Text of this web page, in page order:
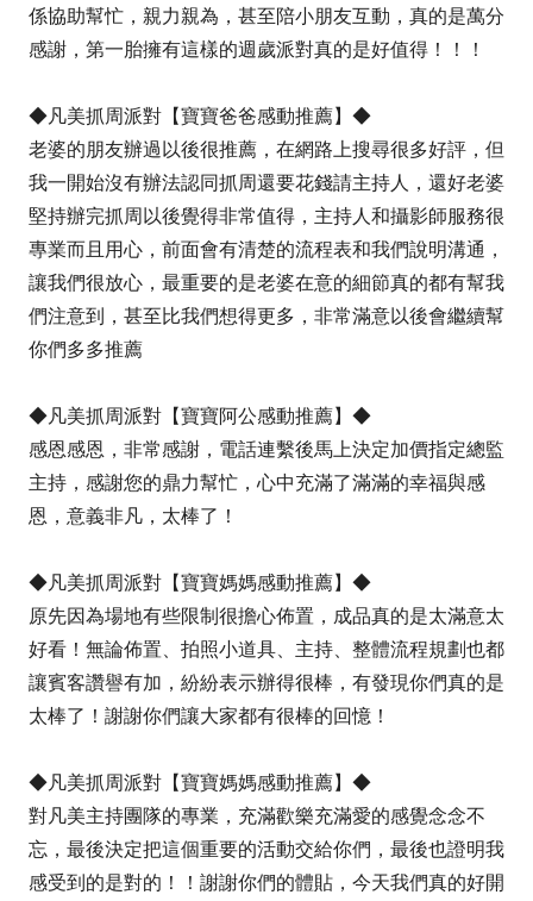
係協助幫忙，親力親為，甚至陪小朋友互動，真的是萬分
感謝，第一胎擁有這樣的週歲派對真的是好值得！！！
◆凡美抓周派對【寶寶爸爸感動推薦】◆
老婆的朋友辦過以後很推薦，在網路上搜尋很多好評，但
我一開始沒有辦法認同抓周還要花錢請主持人，還好老婆
堅持辦完抓周以後覺得非常值得，主持人和攝影師服務很
專業而且用心，前面會有清楚的流程表和我們說明溝通，
讓我們很放心，最重要的是老婆在意的細節真的都有幫我
們注意到，甚至比我們想得更多，非常滿意以後會繼續幫
你們多多推薦
◆凡美抓周派對【寶寶阿公感動推薦】◆
感恩感恩，非常感謝，電話連繫後馬上決定加價指定總監
主持，感謝您的鼎力幫忙，心中充滿了滿滿的幸福與感
恩，意義非凡，太棒了！
◆凡美抓周派對【寶寶媽媽感動推薦】◆
原先因為場地有些限制很擔心佈置，成品真的是太滿意太
好看！無論佈置、拍照小道具、主持、整體流程規劃也都
讓賓客讚譽有加，紛紛表示辦得很棒，有發現你們真的是
太棒了！謝謝你們讓大家都有很棒的回憶！
◆凡美抓周派對【寶寶媽媽感動推薦】◆
對凡美主持團隊的專業，充滿歡樂充滿愛的感覺念念不
忘，最後決定把這個重要的活動交給你們，最後也證明我
感受到的是對的！！謝謝你們的體貼，今天我們真的好開